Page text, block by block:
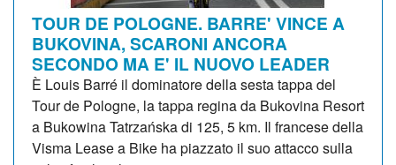
TOUR DE POLOGNE. BARRE' VINCE A
BUKOVINA, SCARONI ANCORA
SECONDO MA E' IL NUOVO LEADER
È Louis Barré il dominatore della sesta tappa del
Tour de Pologne, la tappa regina da Bukovina Resort
a Bukowina Tatrzańska di 125, 5 km. Il francese della
Visma Lease a Bike ha piazzato il suo attacco sulla